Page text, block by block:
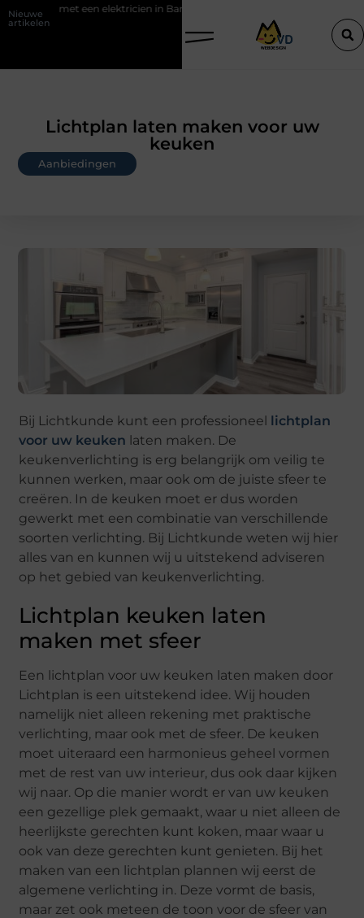
Nieuwe
artikelen
in Barneveld De Perfecte Gids voor Vloerbedekking in
Lichtplan laten maken voor uw
keuken
Aanbiedingen
Bij Lichtkunde kunt een professioneel lichtplan
voor uw keuken laten maken. De
keukenverlichting is erg belangrijk om veilig te
kunnen werken, maar ook om de juiste sfeer te
creëren. In de keuken moet er dus worden
gewerkt met een combinatie van verschillende
soorten verlichting. Bij Lichtkunde weten wij hier
alles van en kunnen wij u uitstekend adviseren
op het gebied van keukenverlichting.
Lichtplan keuken laten
maken met sfeer
Een lichtplan voor uw keuken laten maken door
Lichtplan is een uitstekend idee. Wij houden
namelijk niet alleen rekening met praktische
verlichting, maar ook met de sfeer. De keuken
moet uiteraard een harmonieus geheel vormen
met de rest van uw interieur, dus ook daar kijken
wij naar. Op die manier wordt er van uw keuken
een gezellige plek gemaakt, waar u niet alleen de
heerlijkste gerechten kunt koken, maar waar u
ook van deze gerechten kunt genieten. Bij het
maken van een lichtplan plannen wij eerst de
algemene verlichting in. Deze vormt de basis,
maar zet ook meteen de toon voor de sfeer van